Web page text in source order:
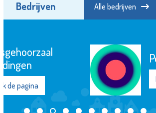
Bedrijven Alle bedrijven
Pointer
Bekijk de pagina